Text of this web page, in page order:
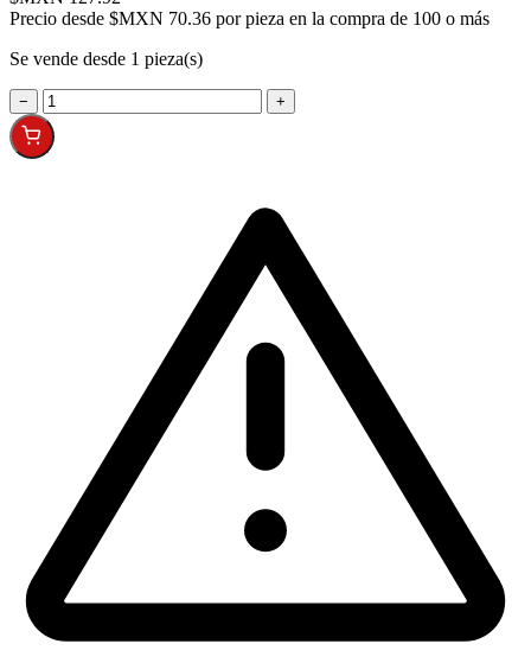
Precio desde $MXN 70.36 por pieza en la compra de 100 o más
Se vende desde 1 pieza(s)
− +